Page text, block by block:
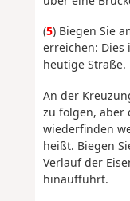
(5) Biegen Sie
erreichen: Dies
heutige
An der
zu folgen, aber
wiederfinden
heißt. Biegen
Verlauf der
hinaufführt.